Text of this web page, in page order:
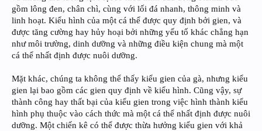
gồm lông đen, chân chì, cùng với lối đá nhanh, thông minh và
linh hoạt. Kiểu hình của một cá thể được quy định bởi gien, và
được tăng cường hay hủy hoại bởi những yếu tố khác chẳng hạn
như môi trường, dinh dưỡng và những điều kiện chung mà một
cá thể nhất định được nuôi dưỡng.
Mặt khác, chúng ta không thể thấy kiểu gien của gà, nhưng kiểu
gien lại bao gồm các gien quy định về kiểu hình. Cũng vậy, sự
thành công hay thất bại của kiểu gien trong việc hình thành kiểu
hình phụ thuộc vào cách thức mà một cá thể nhất định được nuôi
dưỡng. Một chiến kê có thể được thừa hưởng kiểu gien với khả